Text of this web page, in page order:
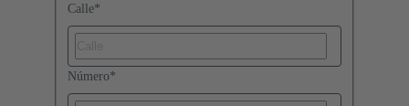
Calle*
Número*